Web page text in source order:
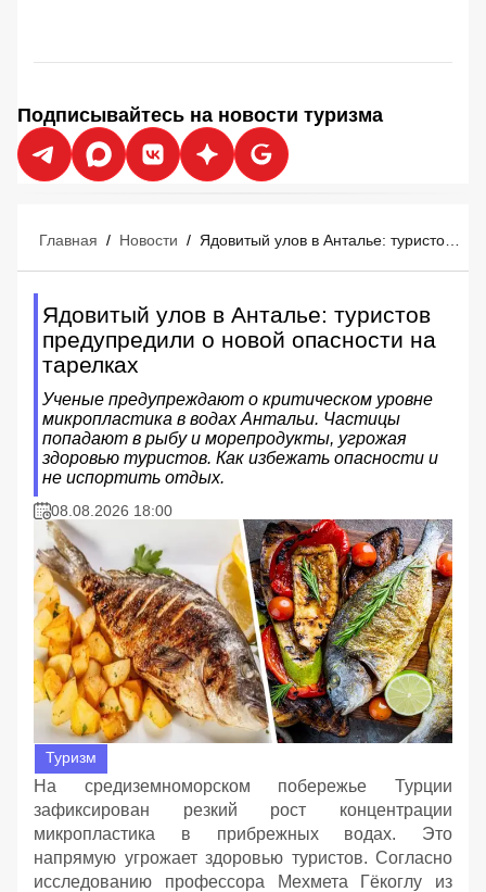
Подписывайтесь на новости туризма
Главная / Новости /
Ядовитый улов в Анталье: туристов
предупредили о новой опасности на
тарелках
Ученые предупреждают о критическом уровне
микропластика в водах Антальи. Частицы
попадают в рыбу и морепродукты, угрожая
здоровью туристов. Как избежать опасности и
не испортить отдых.
08.08.2026 18:00
Туризм
На средиземноморском побережье Турции
зафиксирован резкий рост концентрации
микропластика в прибрежных водах. Это
напрямую угрожает здоровью туристов. Согласно
исследованию профессора Мехмета Гёкоглу из